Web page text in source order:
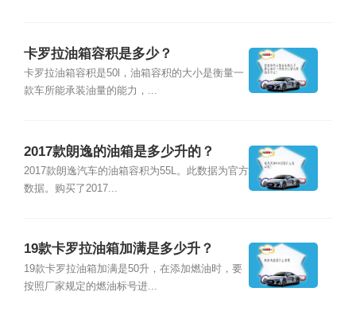
卡罗拉油箱容积是多少？
卡罗拉油箱容积是50l，油箱容积的大小是衡量一
款车所能承装油量的能力，...
2017款朗逸的油箱是多少升的？
2017款朗逸汽车的油箱容积为55L。此数据为官方
数据。购买了2017...
19款卡罗拉油箱加满是多少升？
19款卡罗拉油箱加满是50升，在添加燃油时，要
按照厂家规定的燃油标号进...